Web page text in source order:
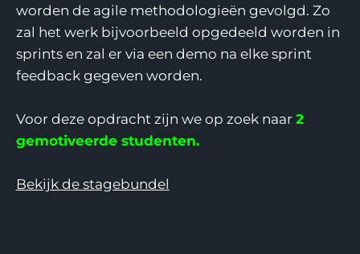
worden de agile methodologieën gevolgd. Zo
zal het werk bijvoorbeeld opgedeeld worden in
sprints en zal er via een demo na elke sprint
feedback gegeven worden.
Voor deze opdracht zijn we op zoek naar2
gemotiveerde studenten.
Bekijk de stagebundel